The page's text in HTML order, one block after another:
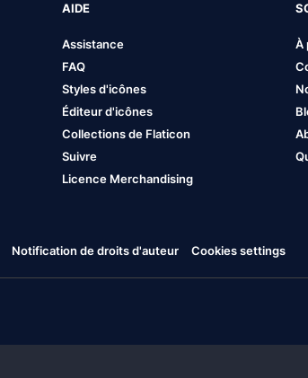
AIDE
Assistance
FAQ
Styles d'icônes
Éditeur d'icônes
Collections de Flaticon
Suivre
Licence Merchandising
À
Notification de droits d'auteur Cookies settings